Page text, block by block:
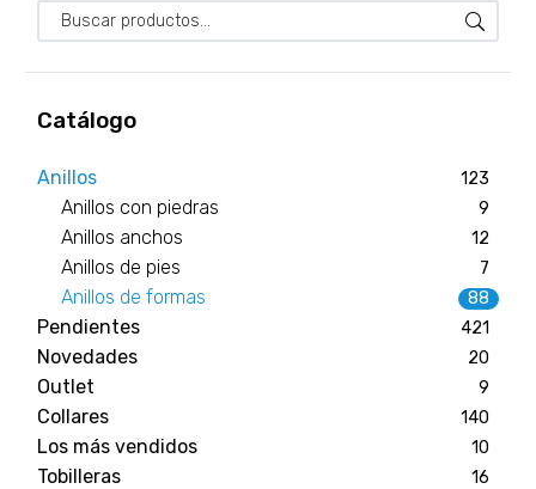
Catálogo
Anillos 123
Anillos con piedras 9
Anillos anchos 12
Anillos de pies 7
Anillos de formas 88
Pendientes 421
Novedades 20
Outlet 9
Collares 140
Los más vendidos 10
Tobilleras 16